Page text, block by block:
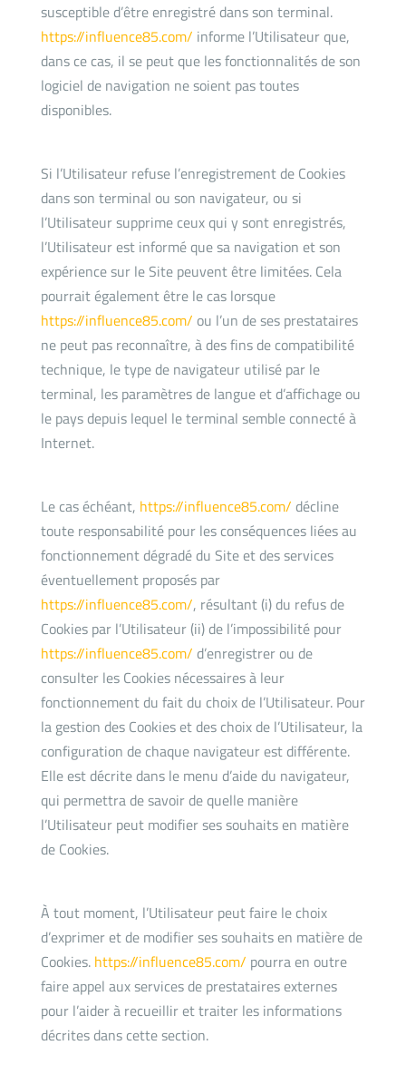
susceptible d’être enregistré dans son terminal.
https://influence85.com/ informe l’Utilisateur que,
dans ce cas, il se peut que les fonctionnalités de son
logiciel de navigation ne soient pas toutes
disponibles.
Si l’Utilisateur refuse l’enregistrement de Cookies
dans son terminal ou son navigateur, ou si
l’Utilisateur supprime ceux qui y sont enregistrés,
l’Utilisateur est informé que sa navigation et son
expérience sur le Site peuvent être limitées. Cela
pourrait également être le cas lorsque
https://influence85.com/ ou l’un de ses prestataires
ne peut pas reconnaître, à des fins de compatibilité
technique, le type de navigateur utilisé par le
terminal, les paramètres de langue et d’affichage ou
le pays depuis lequel le terminal semble connecté à
Internet.
Le cas échéant, https://influence85.com/ décline
toute responsabilité pour les conséquences liées au
fonctionnement dégradé du Site et des services
éventuellement proposés par
https://influence85.com/, résultant (i) du refus de
Cookies par l’Utilisateur (ii) de l’impossibilité pour
https://influence85.com/ d’enregistrer ou de
consulter les Cookies nécessaires à leur
fonctionnement du fait du choix de l’Utilisateur. Pour
la gestion des Cookies et des choix de l’Utilisateur, la
configuration de chaque navigateur est différente.
Elle est décrite dans le menu d’aide du navigateur,
qui permettra de savoir de quelle manière
l’Utilisateur peut modifier ses souhaits en matière
de Cookies.
À tout moment, l’Utilisateur peut faire le choix
d’exprimer et de modifier ses souhaits en matière de
Cookies. https://influence85.com/ pourra en outre
faire appel aux services de prestataires externes
pour l’aider à recueillir et traiter les informations
décrites dans cette section.